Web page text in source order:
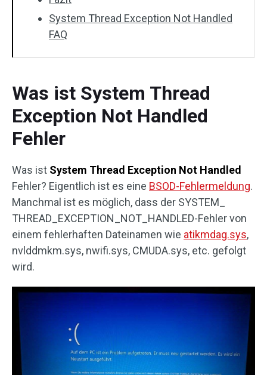
System Thread Exception Not Handled
FAQ
Was ist System Thread
Exception Not Handled
Fehler
Was ist System Thread Exception Not Handled
Fehler? Eigentlich ist es eine BSOD-Fehlermeldung.
Manchmal ist es möglich, dass der SYSTEM_
THREAD_EXCEPTION_NOT_HANDLED-Fehler von
einem fehlerhaften Dateinamen wie atikmdag.sys,
nvlddmkm.sys, nwifi.sys, CMUDA.sys, etc. gefolgt
wird.